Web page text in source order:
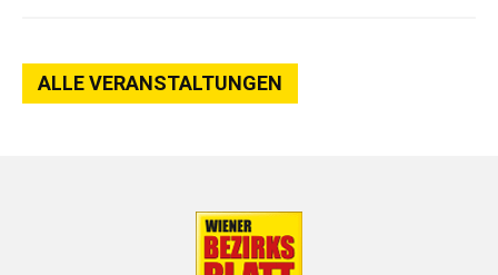
ALLE VERANSTALTUNGEN